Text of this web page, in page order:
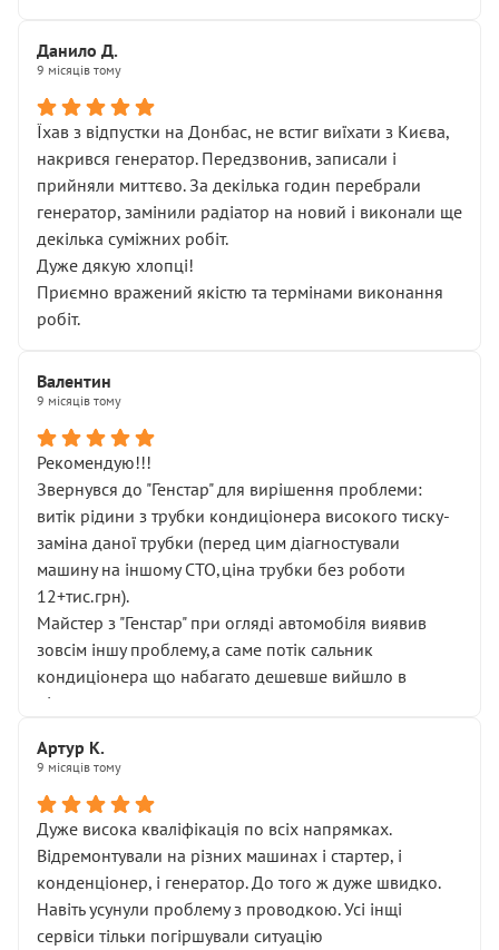
Данило Д.
9 місяців тому
Їхав з відпустки на Донбас, не встиг виїхати з Києва,
накрився генератор. Передзвонив, записали і
прийняли миттєво. За декілька годин перебрали
генератор, замінили радіатор на новий і виконали ще
декілька суміжних робіт.
Дуже дякую хлопці!
Приємно вражений якістю та термінами виконання
робіт.
Валентин
9 місяців тому
Рекомендую!!!
Звернувся до "Генстар" для вирішення проблеми:
витік рідини з трубки кондиціонера високого тиску-
заміна даної трубки (перед цим діагностували
машину на іншому СТО,ціна трубки без роботи
12+тис.грн).
Майстер з "Генстар" при огляді автомобіля виявив
зовсім іншу проблему,а саме потік сальник
кондиціонера що набагато дешевше вийшло в
підсумку.
Артур К.
9 місяців тому
Дуже висока кваліфікація по всіх напрямках.
Відремонтували на різних машинах і стартер, і
конденціонер, і генератор. До того ж дуже швидко.
Навіть усунули проблему з проводкою. Усі інщі
сервіси тільки погіршували ситуацію